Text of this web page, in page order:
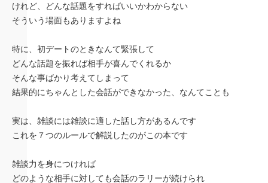
けれど、どんな話題をすればいいかわからない
そういう場面もありますよね
特に、初デートのときなんて緊張して
どんな話題を振れば相手が喜んでくれるか
そんな事ばかり考えてしまって
結果的にちゃんとした会話ができなかった、なんてことも
実は、雑談には雑談に適した話し方があるんです
これを７つのルールで解説したのがこの本です
雑談力を身につければ
どのような相手に対しても会話のラリーが続けられ